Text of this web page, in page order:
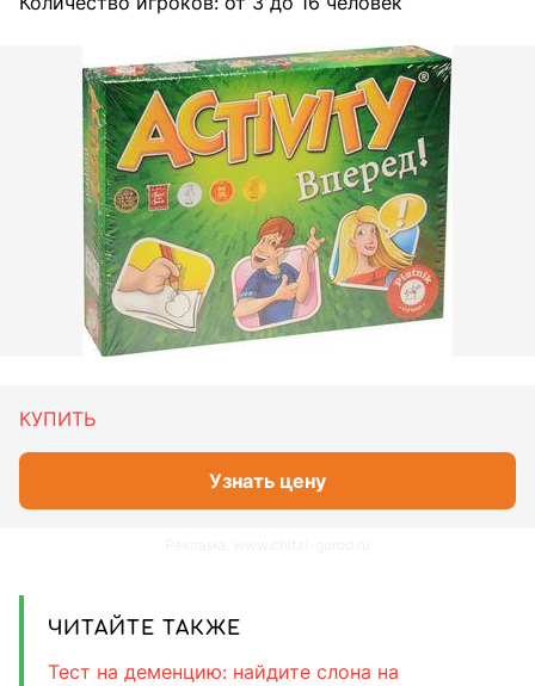
КУПИТЬ
Узнать цену
ЧИТАЙТЕ ТАКЖЕ
Тест на деменцию: найдите слона на